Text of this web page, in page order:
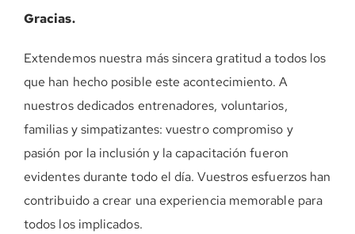
Gracias.
Extendemos nuestra más sincera gratitud a todos los
que han hecho posible este acontecimiento. A
nuestros dedicados entrenadores, voluntarios,
familias y simpatizantes: vuestro compromiso y
pasión por la inclusión y la capacitación fueron
evidentes durante todo el día. Vuestros esfuerzos han
contribuido a crear una experiencia memorable para
todos los implicados.